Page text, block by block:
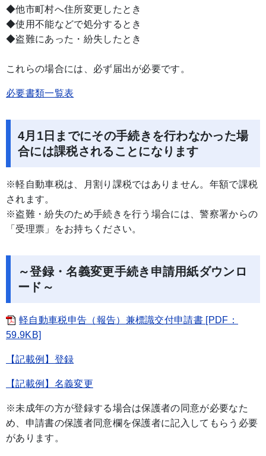
◆他市町村へ住所変更したとき
◆使用不能などで処分するとき
◆盗難にあった・紛失したとき
これらの場合には、必ず届出が必要です。
必要書類一覧表
4月1日までにその手続きを行わなかった場
合には課税されることになります
※軽自動車税は、月割り課税ではありません。年額で課税
されます。
※盗難・紛失のため手続きを行う場合には、警察署からの
「受理票」をお持ちください。
～登録・名義変更手続き申請用紙ダウンロ
ード～
軽自動車税申告（報告）兼標識交付申請書 [PDF：
59.9KB]
【記載例】登録
【記載例】名義変更
※未成年の方が登録する場合は保護者の同意が必要なた
め、申請書の保護者同意欄を保護者に記入してもらう必要
があります。